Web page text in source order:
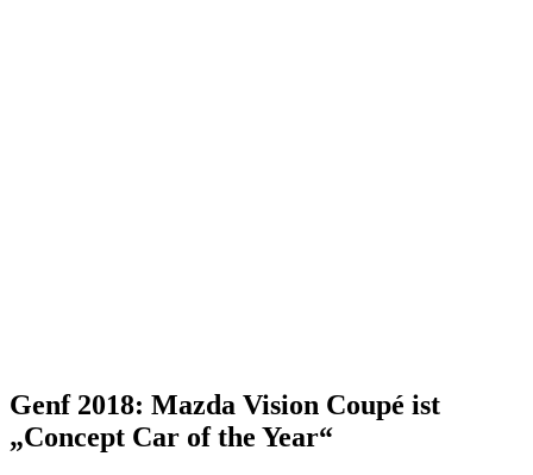
Genf 2018: Mazda Vision Coupé ist
„Concept Car of the Year“